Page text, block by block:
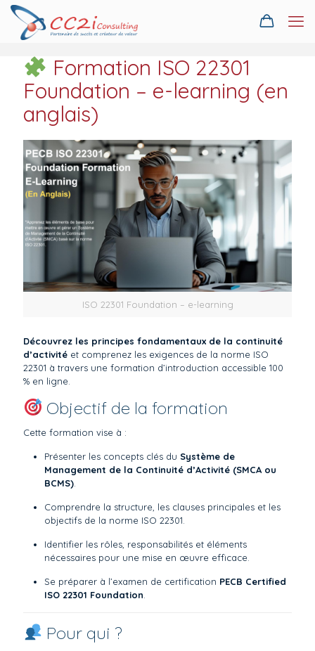
Formation ISO 22301
Foundation – e-learning (en
anglais)
ISO 22301 Foundation – e-learning
Découvrez les principes fondamentaux de la continuité
d’activité et comprenez les exigences de la norme ISO
22301 à travers une formation d’introduction accessible 100
% en ligne.
Objectif de la formation
Cette formation vise à :
Présenter les concepts clés du Système de
Management de la Continuité d’Activité (SMCA ou
BCMS).
Comprendre la structure, les clauses principales et les
objectifs de la norme ISO 22301.
Identifier les rôles, responsabilités et éléments
nécessaires pour une mise en œuvre efficace.
Se préparer à l’examen de certification PECB Certified
ISO 22301 Foundation.
Pour qui ?